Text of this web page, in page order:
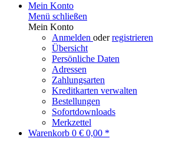
Mein Konto
Menü schließen
Mein Konto
Anmelden oderregistrieren
Übersicht
Persönliche Daten
Adressen
Zahlungsarten
Kreditkarten verwalten
Bestellungen
Sofortdownloads
Merkzettel
Warenkorb 0 € 0,00 *